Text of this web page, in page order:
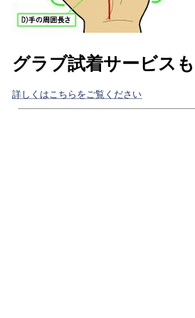
グラブ試着サービス
詳しくはこちらをご覧ください